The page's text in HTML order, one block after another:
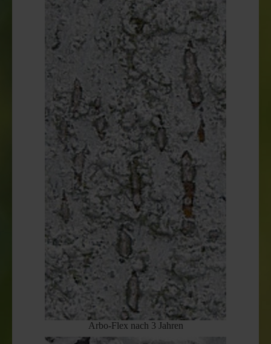
Arbo-Flex nach 3 Jahren